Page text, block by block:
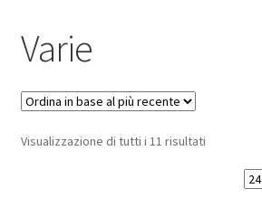
Carrello
Il mio account
Varie
Visualizzazione di tutti i 11 risultati